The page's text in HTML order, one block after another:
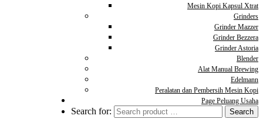
Mesin Kopi Kapsul Xtrat
Grinders
Grinder Mazzer
Grinder Bezzera
Grinder Astoria
Blender
Alat Manual Brewing
Edelmann
Peralatan dan Pembersih Mesin Kopi
Page Peluang Usaha
Search for: